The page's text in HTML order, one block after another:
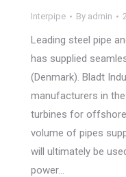
Interpipe By admin
Leading steel pipe
has supplied
(Denmark). Bladt
manufacturers in
turbines for
volume of pipes
will ultimately be
power…